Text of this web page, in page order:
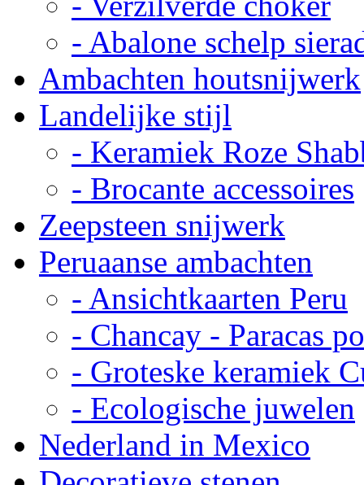
- Abalone schelp
Ambachten houtsnijwerk
Landelijke stijl
- Keramiek Roze
- Brocante accessoires
Zeepsteen snijwerk
Peruaanse ambachten
- Ansichtkaarten Peru
- Chancay - Paracas
- Groteske keramiek
- Ecologische juwelen
Nederland in Mexico